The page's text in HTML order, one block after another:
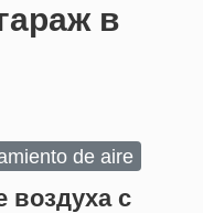
в
de aire
воздуха с